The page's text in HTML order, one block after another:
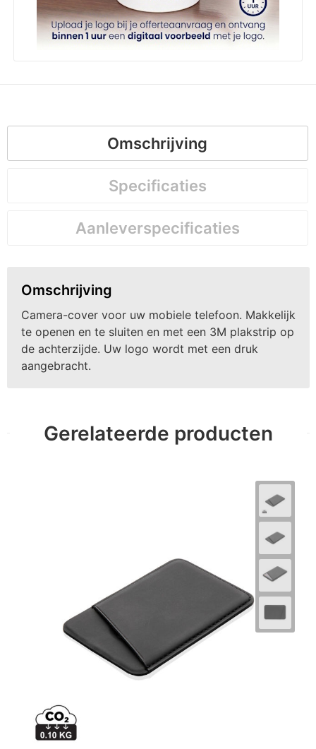
Omschrijving
Specificaties
Aanleverspecificaties
Omschrijving
Camera-cover voor uw mobiele telefoon. Makkelijk
te openen en te sluiten en met een 3M plakstrip op
de achterzijde. Uw logo wordt met een druk
aangebracht.
Gerelateerde producten